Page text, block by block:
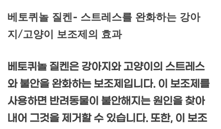
베토퀴놀 질켄- 스트레스를 완화하는 강아
지/고양이 보조제의 효과
베토퀴놀 질켄은 강아지와 고양이의 스트레스
와 불안을 완화하는 보조제입니다. 이 보조제를
사용하면 반려동물이 불안해지는 원인을 찾아
내어 그것을 제거할 수 있습니다. 또한, 이 보조